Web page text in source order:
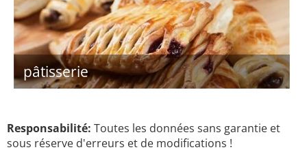
pâtisserie
Responsabilité: Toutes les données sans garantie et
sous réserve d'erreurs et de modifications !